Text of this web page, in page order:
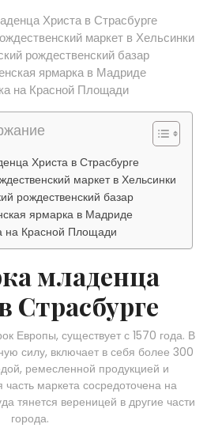
Христа в Страсбурге
маркет в Хельсинки
рождественский базар
ярмарка в Мадриде
на Красной Площади
Христа в Страсбурге
маркет в Хельсинки
рождественский базар
ярмарка в Мадриде
на Красной Площади
младенца
Страсбурге
Европы, существует с 1570 года. В
силу, включает в себя более 300
ремесленной продукцией и
маркета сосредоточена на
тянется вереницей в другие части
города.